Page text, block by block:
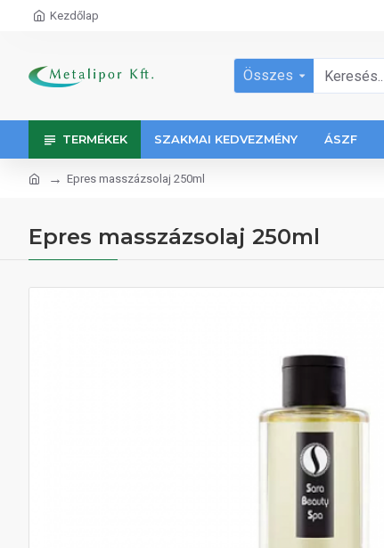
Kezdőlap
Összes
TERMÉKEK SZAKMAI KEDVEZMÉNY ÁSZF
Epres masszázsolaj 250ml
Epres masszázsolaj 250ml